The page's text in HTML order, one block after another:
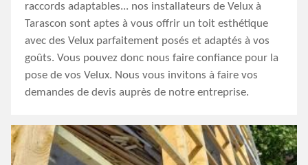
raccords adaptables... nos installateurs de Velux à
Tarascon sont aptes à vous offrir un toit esthétique
avec des Velux parfaitement posés et adaptés à vos
goûts. Vous pouvez donc nous faire confiance pour la
pose de vos Velux. Nous vous invitons à faire vos
demandes de devis auprès de notre entreprise.